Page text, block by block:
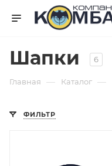
Шапки 6
Главная — Каталог —
ФИЛЬТР